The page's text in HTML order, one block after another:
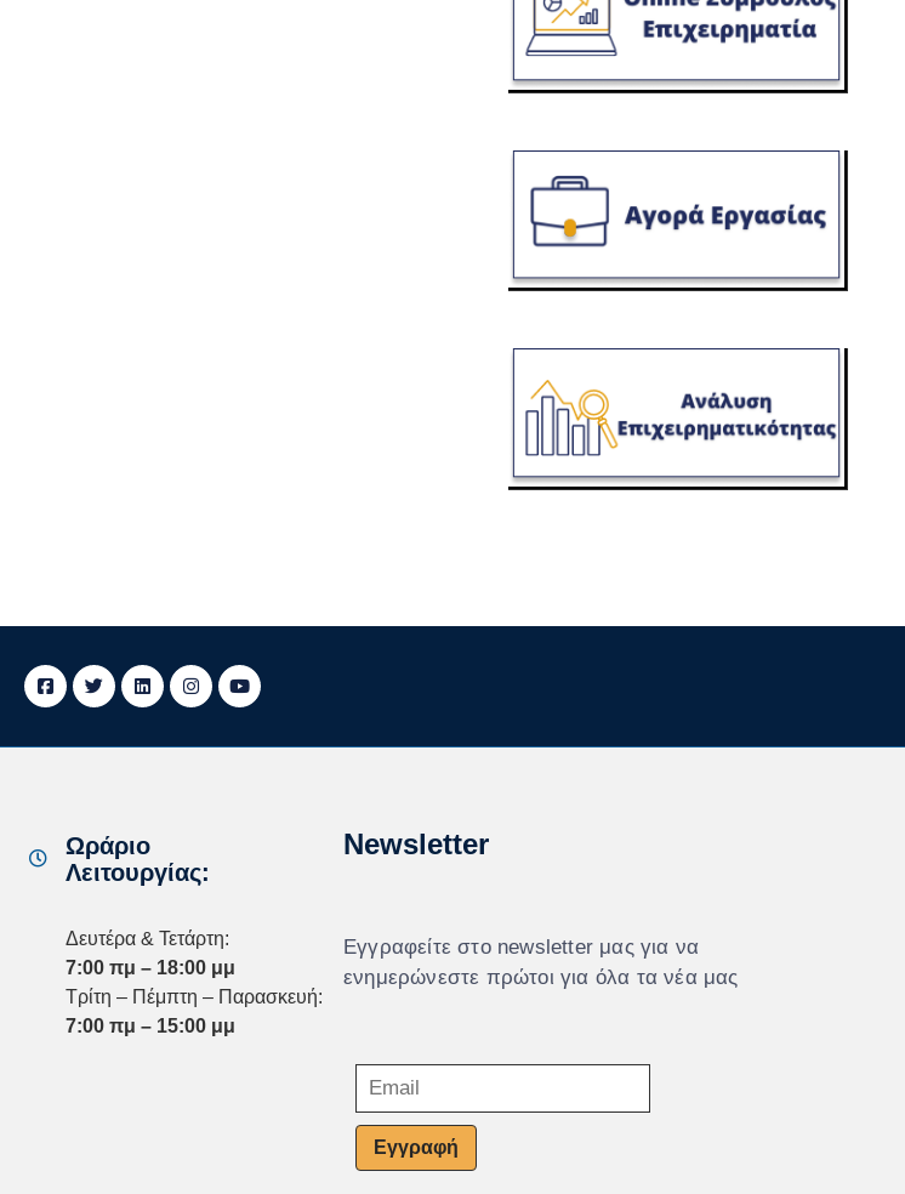
Ωράριο
Λειτουργίας:
Δευτέρα & Τετάρτη:
7:00 πμ – 18:00 μμ
Τρίτη – Πέμπτη – Παρασκευή:
7:00 πμ – 15:00 μμ
Newsletter
Εγγραφείτε στο newsletter μας για να
ενημερώνεστε πρώτοι για όλα τα νέα μας
Εγγραφή